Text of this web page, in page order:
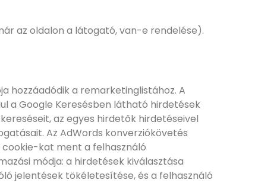
az oldalon a látogató, van-e rendelése).
hozzáadódik a remarketinglistához. A
a Google Keresésben látható hirdetések
az egyes hirdetők hirdetéseivel
Az AdWords konverziókövetés
kat ment a felhasználó
módja: a hirdetések kiválasztása
jelentések tökéletesítése, és a felhasználó